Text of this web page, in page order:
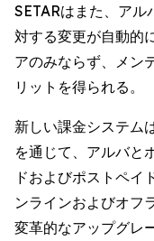
SETARはまた、アル
対する変更が自動的
アのみならず、メン
リットを得られる。
新しい課金システム
を通じて、アルバと
ドおよびポストペイ
ンラインおよびオフ
変革的なアップグレ